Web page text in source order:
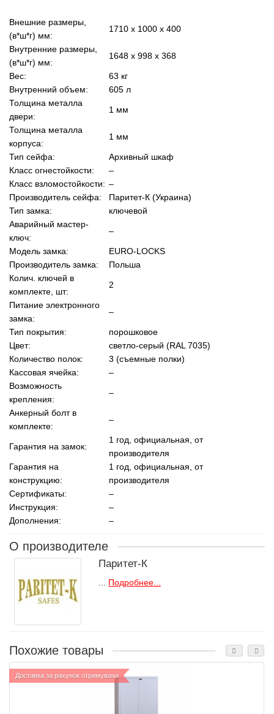
Внешние размеры,
(в*ш*г) мм:
1710 x 1000 x 400
Внутренние размеры,
(в*ш*г) мм:
1648 x 998 x 368
Вес:
63 кг
Внутренний объем:
605 л
Толщина металла
двери:
1 мм
Толщина металла
корпуса:
1 мм
Тип сейфа:
Архивный шкаф
Класс огнестойкости:
–
Класс взломостойкости: –
Производитель сейфа:
Паритет-К (Украина)
Тип замка:
ключевой
Аварийный мастер-
ключ:
–
Модель замка:
EURO-LOCKS
Производитель замка:
Польша
Колич. ключей в
комплекте, шт:
2
Питание электронного
замка:
–
Тип покрытия:
порошковое
Цвет:
светло-серый (RAL 7035)
Количество полок:
3 (съемные полки)
Кассовая ячейка:
–
Возможность
крепления:
–
Анкерный болт в
комплекте:
–
Гарантия на замок:
1 год, официальная, от
производителя
Гарантия на
конструкцию:
1 год, официальная, от
производителя
Сертификаты:
–
Инструкция:
–
Дополнения:
–
О производителе
Паритет-К
Подробнее...
Похожие товары
Доставка за рахунок отримувача